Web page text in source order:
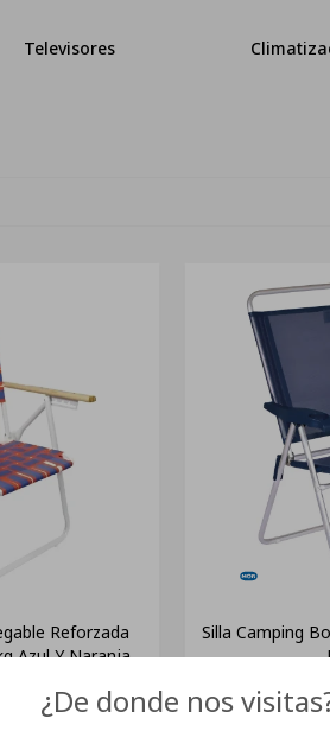
Televisores
Reforzada
Azul Y Naranja
Silla Camping
¿De donde nos